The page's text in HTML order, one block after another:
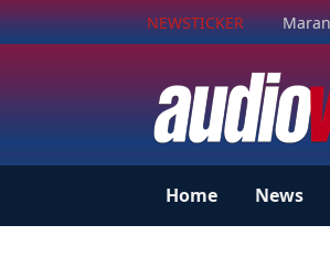
NEWSTICKER
Home News